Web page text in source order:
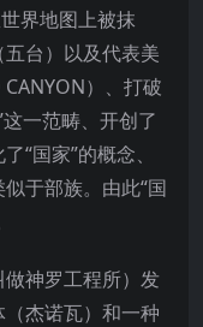
界地图上被抹
台）以及代表美
）、打破
一范畴、开创了
“国家”的概念、
于部族。由此“国
神罗工程所）发
杰诺瓦）和一种